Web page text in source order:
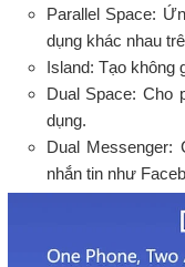
Parallel Space:
dụng khác nhau
Island: Tạo không
Dual Space: Cho
dụng.
Dual Messenger:
nhắn tin như